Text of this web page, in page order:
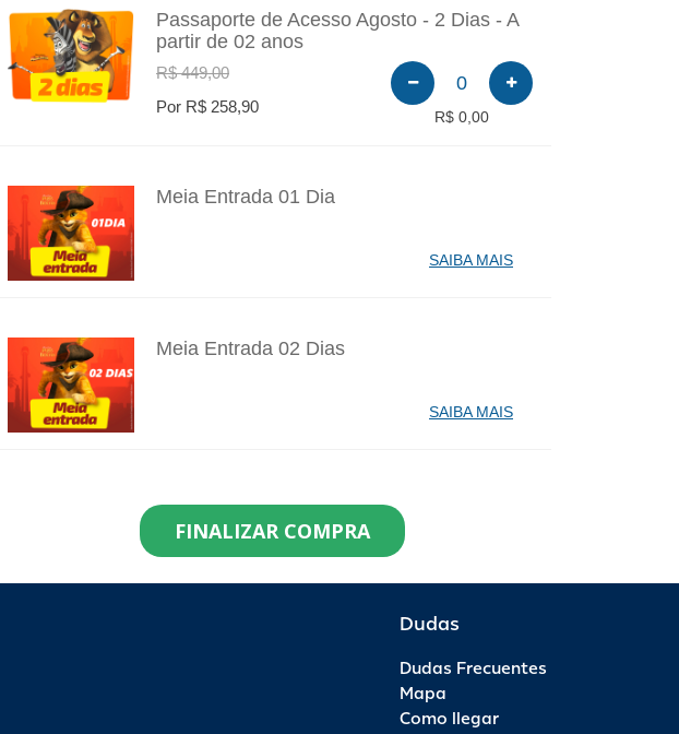
INFO
Passaporte de Acesso Agosto - 2 Dias - A
partir de 02 anos
R$ 449,00
Por R$ 258,90
0
R$ 0,00
INFO
Meia Entrada 01 Dia
SAIBA MAIS
INFO
Meia Entrada 02 Dias
SAIBA MAIS
Residentes de Santa Catarina Agosto - 1
Dia
R$ 299,90
Por R$ 112,90
Passaporte Anual - 1 Ano - Anual Ouro
FINALIZAR COMPRA
Dudas
Dudas Frecuentes
Mapa
Como llegar